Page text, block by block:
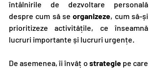
întâlnirile de dezvoltare personală
despre cum să se organizeze, cum să-și
prioritizeze activitățile, ce înseamnă
lucruri importante și lucruri urgențe.
De asemenea, îi învăț o strategie pe care